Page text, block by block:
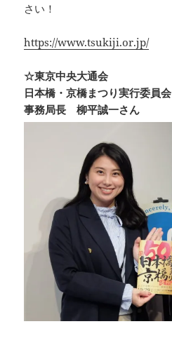
さい！
https://www.tsukiji.or.jp/
☆東京中央大通会
日本橋・京橋まつり実行委員会
事務局長 柳平誠一さん